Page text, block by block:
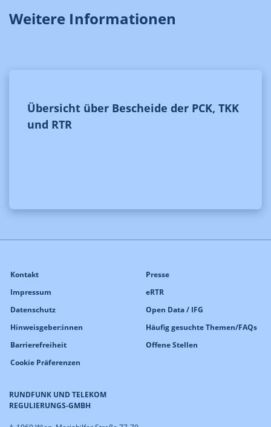
Weitere Informationen
Übersicht über Bescheide der PCK, TKK
und RTR
RUNDFUNK UND TELEKOM
REGULIERUNGS-GMBH
Kontakt
Impressum
Datenschutz
Hinweisgeber:innen
Barrierefreiheit
Cookie Präferenzen
Presse
eRTR
Open Data / IFG
Häufig gesuchte Themen/FAQs
Offene Stellen